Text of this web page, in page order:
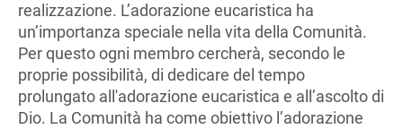
realizzazione. L’adorazione eucaristica ha
un’importanza speciale nella vita della Comunità.
Per questo ogni membro cercherà, secondo le
proprie possibilità, di dedicare del tempo
prolungato all'adorazione eucaristica e all’ascolto di
Dio. La Comunità ha come obiettivo l’adorazione